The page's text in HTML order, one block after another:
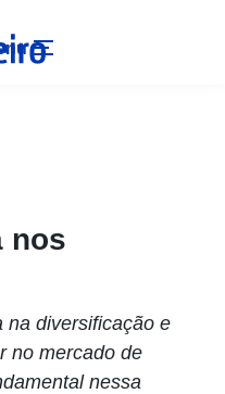
nos
na diversificação e
no mercado de
nessa